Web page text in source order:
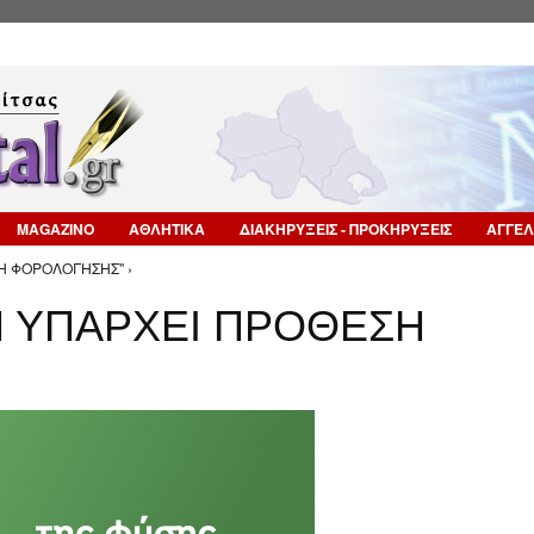
MAGAZINO ΑΘΛΗΤΙΚΑ ΔΙΑΚΗΡΥΞΕΙΣ - ΠΡΟΚΗΡΥΞΕΙΣ
ΦΟΡΟΛΟΓΗΣΗΣ'' ›
ΥΠΑΡΧΕΙ ΠΡΟΘΕΣΗ